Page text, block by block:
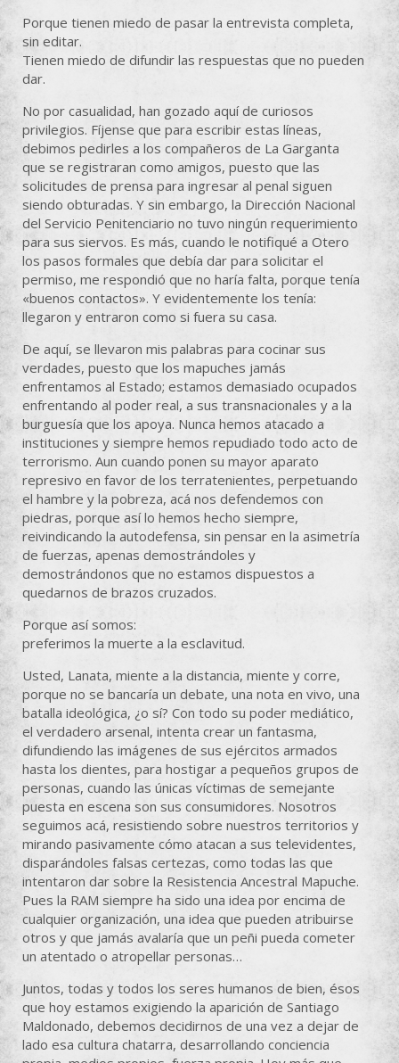
Porque tienen miedo de pasar la entrevista completa,
sin editar.
Tienen miedo de difundir las respuestas que no pueden
dar.
No por casualidad, han gozado aquí de curiosos
privilegios. Fíjense que para escribir estas líneas,
debimos pedirles a los compañeros de La Garganta
que se registraran como amigos, puesto que las
solicitudes de prensa para ingresar al penal siguen
siendo obturadas. Y sin embargo, la Dirección Nacional
del Servicio Penitenciario no tuvo ningún requerimiento
para sus siervos. Es más, cuando le notifiqué a Otero
los pasos formales que debía dar para solicitar el
permiso, me respondió que no haría falta, porque tenía
«buenos contactos». Y evidentemente los tenía:
llegaron y entraron como si fuera su casa.
De aquí, se llevaron mis palabras para cocinar sus
verdades, puesto que los mapuches jamás
enfrentamos al Estado; estamos demasiado ocupados
enfrentando al poder real, a sus transnacionales y a la
burguesía que los apoya. Nunca hemos atacado a
instituciones y siempre hemos repudiado todo acto de
terrorismo. Aun cuando ponen su mayor aparato
represivo en favor de los terratenientes, perpetuando
el hambre y la pobreza, acá nos defendemos con
piedras, porque así lo hemos hecho siempre,
reivindicando la autodefensa, sin pensar en la asimetría
de fuerzas, apenas demostrándoles y
demostrándonos que no estamos dispuestos a
quedarnos de brazos cruzados.
Porque así somos:
preferimos la muerte a la esclavitud.
Usted, Lanata, miente a la distancia, miente y corre,
porque no se bancaría un debate, una nota en vivo, una
batalla ideológica, ¿o sí? Con todo su poder mediático,
el verdadero arsenal, intenta crear un fantasma,
difundiendo las imágenes de sus ejércitos armados
hasta los dientes, para hostigar a pequeños grupos de
personas, cuando las únicas víctimas de semejante
puesta en escena son sus consumidores. Nosotros
seguimos acá, resistiendo sobre nuestros territorios y
mirando pasivamente cómo atacan a sus televidentes,
disparándoles falsas certezas, como todas las que
intentaron dar sobre la Resistencia Ancestral Mapuche.
Pues la RAM siempre ha sido una idea por encima de
cualquier organización, una idea que pueden atribuirse
otros y que jamás avalaría que un peñi pueda cometer
un atentado o atropellar personas…
Juntos, todas y todos los seres humanos de bien, ésos
que hoy estamos exigiendo la aparición de Santiago
Maldonado, debemos decidirnos de una vez a dejar de
lado esa cultura chatarra, desarrollando conciencia